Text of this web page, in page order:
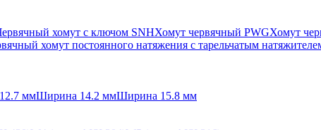
хомут с ключом SNHХомут червячный PWGХомут
хомут постоянного натяжения с тарельчатым
ммШирина 14.2 ммШирина 15.8 мм